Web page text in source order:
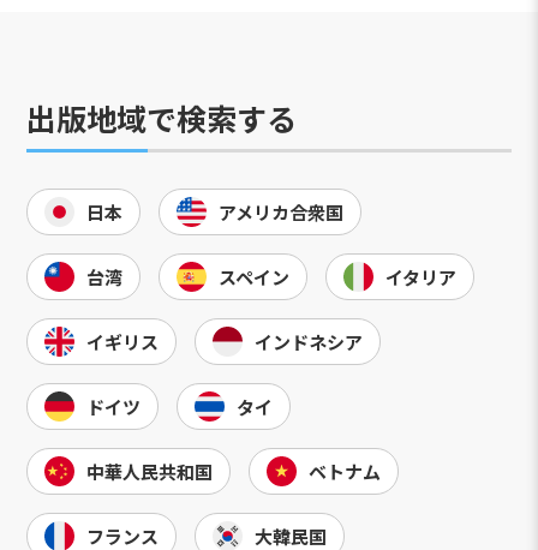
出版地域で検索する
日本 アメリカ合衆国
台湾 スペイン イタリア
イギリス インドネシア
ドイツ タイ
中華人民共和国 ベトナム
フランス 大韓民国